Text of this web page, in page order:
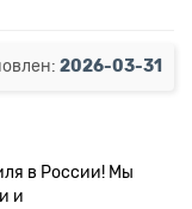
2026-03-31
в России! Мы
и